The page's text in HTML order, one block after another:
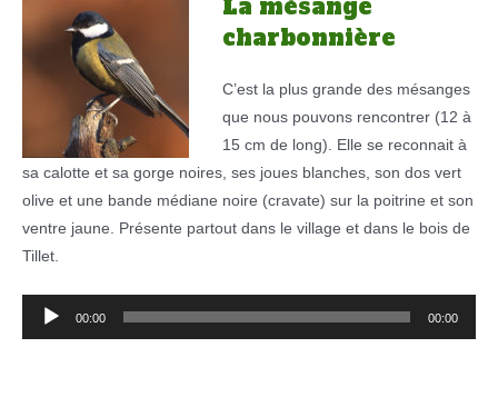
La mésange
charbonnière
C’est la plus grande des mésanges
que nous pouvons rencontrer (12 à
15 cm de long). Elle se reconnait à
sa calotte et sa gorge noires, ses joues blanches, son dos vert
olive et une bande médiane noire (cravate) sur la poitrine et son
ventre jaune. Présente partout dans le village et dans le bois de
Tillet.
Lecteur
00:00 00:00